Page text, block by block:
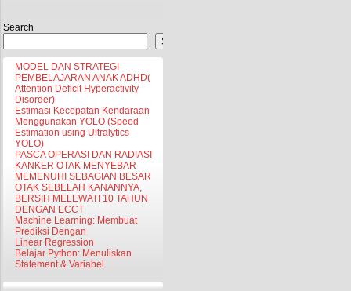
Search
Search
MODEL DAN STRATEGI
PEMBELAJARAN ANAK ADHD(
Attention Deficit Hyperactivity
Disorder)
Estimasi Kecepatan Kendaraan
Menggunakan YOLO (Speed
Estimation using Ultralytics
YOLO)
PASCA OPERASI DAN RADIASI
KANKER OTAK MENYEBAR
MEMENUHI SEBAGIAN BESAR
OTAK SEBELAH KANANNYA,
BERSIH MELEWATI 10 TAHUN
DENGAN ECCT
Machine Learning: Membuat
Prediksi Dengan
Linear Regression
Belajar Python: Menuliskan
Statement & Variabel